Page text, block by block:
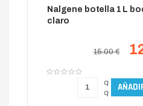
Nalgene botella 1 L
claro
15.00 €